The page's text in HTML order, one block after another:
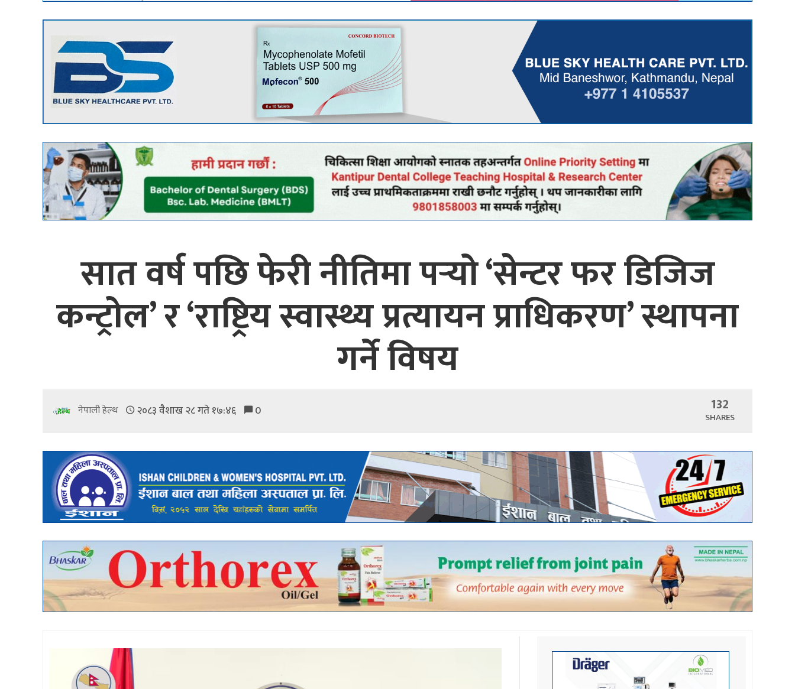
सात वर्ष पछि फेरी नीतिमा पर्‍यो ‘सेन्टर फर डिजिज
कन्ट्रोल’ र ‘राष्ट्रिय स्वास्थ्य प्रत्यायन प्राधिकरण’ स्थापना
गर्ने विषय
नेपाली हेल्थ २०८३ वैशाख २८ गते १७:४६ 0 132
SHARES